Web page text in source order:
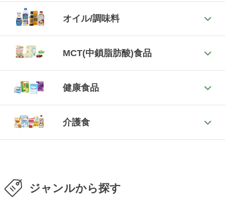
オイル/調味料
MCT(中鎖脂肪酸)食品
健康食品
介護食
ジャンルから探す